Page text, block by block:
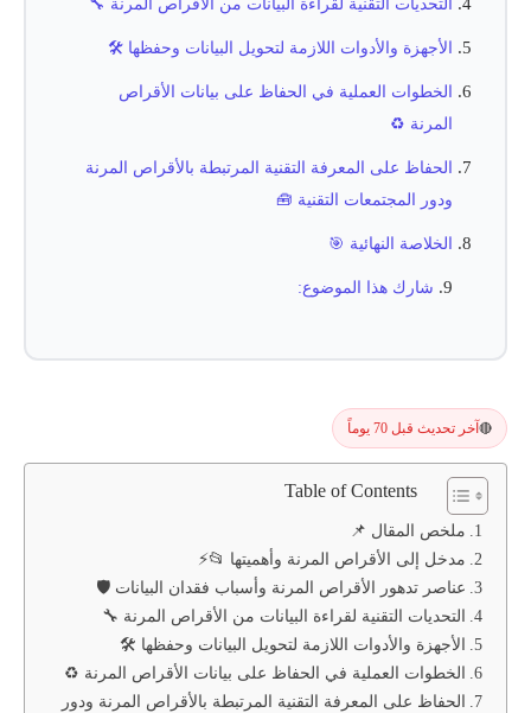
التحديات التقنية لقراءة البيانات من الأقراص المرنة 🔧
الأجهزة والأدوات اللازمة لتحويل البيانات وحفظها 🛠️
الخطوات العملية في الحفاظ على بيانات الأقراص
المرنة ♻️
الحفاظ على المعرفة التقنية المرتبطة بالأقراص المرنة
ودور المجتمعات التقنية 🧰
الخلاصة النهائية 🎯
شارك هذا الموضوع:
🔴 آخر تحديث قبل 70 يوماً
Table of Contents
ملخص المقال 📌
مدخل إلى الأقراص المرنة وأهميتها 📂⚡
عناصر تدهور الأقراص المرنة وأسباب فقدان البيانات 🛡️
التحديات التقنية لقراءة البيانات من الأقراص المرنة 🔧
الأجهزة والأدوات اللازمة لتحويل البيانات وحفظها 🛠️
الخطوات العملية في الحفاظ على بيانات الأقراص المرنة ♻️
الحفاظ على المعرفة التقنية المرتبطة بالأقراص المرنة ودور